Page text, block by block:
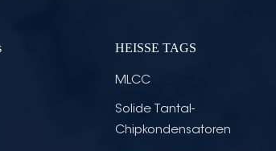
HEISSE TAGS
MLCC
Solide Tantal-
Chipkondensatoren